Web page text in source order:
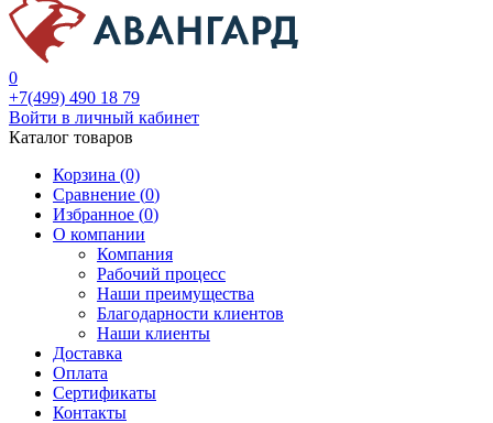
0
+7(499) 490 18 79
Войти в личный кабинет
Каталог товаров
Корзина (0)
Сравнение (0)
Избранное (0)
О компании
Компания
Рабочий процесс
Наши преимущества
Благодарности клиентов
Наши клиенты
Доставка
Оплата
Сертификаты
Контакты